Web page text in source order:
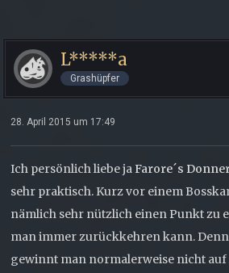
L*****a
Grashüpfer
28. April 2015 um 17:49
Ich persönlich liebe jaFarore´s
sehr praktisch. Kurz vor einem
nämlich sehr nützlich einen Punkt zu
man immer zurückkehren kann.
gewinnt man normalerweise nicht auf